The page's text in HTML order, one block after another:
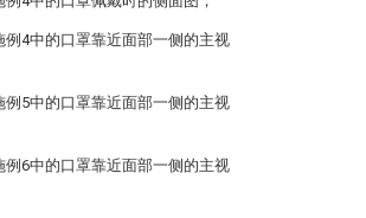
例4中的口罩靠近面部一侧的主视
例5中的口罩靠近面部一侧的主视
例6中的口罩靠近面部一侧的主视